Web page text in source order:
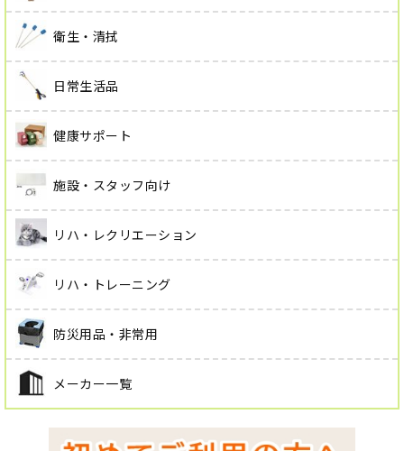
衛生・清拭
日常生活品
健康サポート
施設・スタッフ向け
リハ・レクリエーション
リハ・トレーニング
防災用品・非常用
メーカー一覧